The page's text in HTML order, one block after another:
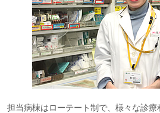
担当病棟はローテート制で、様々な診